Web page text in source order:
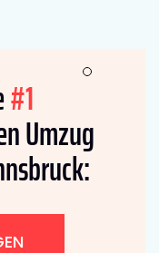
#1
Umzug